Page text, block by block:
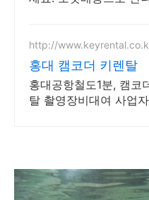
http://
홍대 캠코더 키렌탈
홍대공항철도1분, 캠코
탈 촬영장비대여 사업